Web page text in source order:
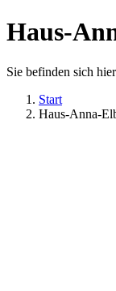
Haus-
Sie befinden sich
Start
Haus-Anna-